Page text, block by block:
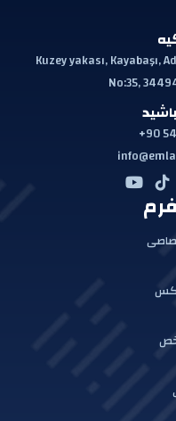
Kuzey yakası, Kayabaşı,
No:35,
+90